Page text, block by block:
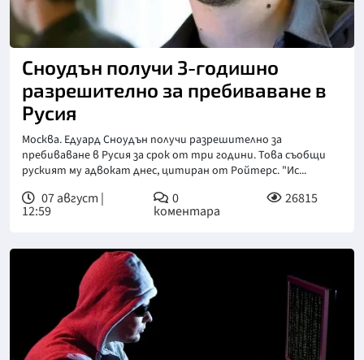
Сноудън получи 3-годишно
разрешително за пребиваване в
Русия
Москва. Едуард Сноудън получи разрешително за
пребиваване в Русия за срок от три години. Това съобщи
руският му адвокат днес, цитиран от Ройтерс. "Ис...
07 август |
12:59
0
коментара
26815